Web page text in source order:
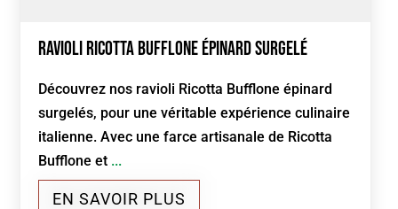
Ravioli Ricotta Bufflone épinard Surgelé
Découvrez nos ravioli Ricotta Bufflone épinard
surgelés, pour une véritable expérience culinaire
italienne. Avec une farce artisanale de Ricotta
Bufflone et ...
EN SAVOIR PLUS